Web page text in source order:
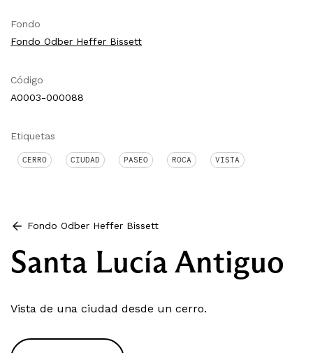
Fondo
Fondo Odber Heffer Bissett
Código
A0003-000088
Etiquetas
CERRO CIUDAD PASEO ROCA VISTA
Fondo Odber Heffer Bissett
Santa Lucía Antiguo
Vista de una ciudad desde un cerro.